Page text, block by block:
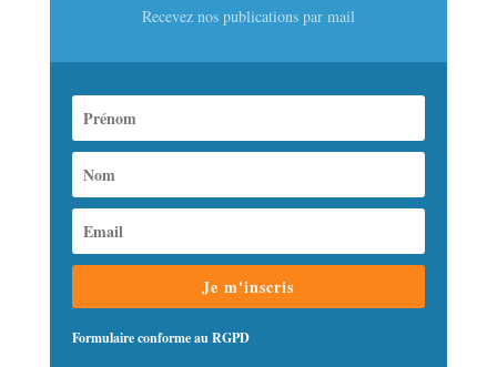
Recevez nos publications par mail
Je m'inscris
Formulaire conforme au RGPD